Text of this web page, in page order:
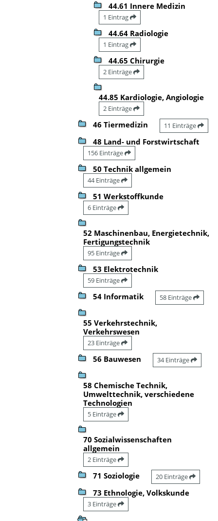
44.61 Innere Medizin
1 Eintrag
44.64 Radiologie
1 Eintrag
44.65 Chirurgie
2 Einträge
44.85 Kardiologie, Angiologie
2 Einträge
46 Tiermedizin 11 Einträge
48 Land- und Forstwirtschaft
156 Einträge
50 Technik allgemein
44 Einträge
51 Werkstoffkunde
6 Einträge
52 Maschinenbau, Energietechnik,
Fertigungstechnik
95 Einträge
53 Elektrotechnik
59 Einträge
54 Informatik 58 Einträge
55 Verkehrstechnik,
Verkehrswesen
23 Einträge
56 Bauwesen 34 Einträge
58 Chemische Technik,
Umwelttechnik, verschiedene
Technologien
5 Einträge
70 Sozialwissenschaften
allgemein
2 Einträge
71 Soziologie 20 Einträge
73 Ethnologie, Volkskunde
3 Einträge